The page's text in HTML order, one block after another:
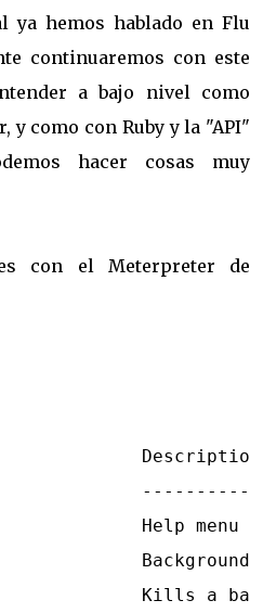
ya hemos hablado en Flu
continuaremos con este
a bajo nivel como
y como con Ruby y la "API"
hacer cosas muy
con el Meterpreter de
Description
-----------
Help menu
Backgrounds
Kills a